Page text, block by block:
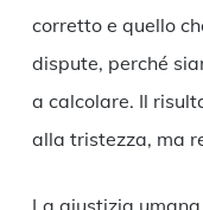
corretto e quello
dispute, perché
a calcolare. Il
alla tristezza, ma
La giustizia